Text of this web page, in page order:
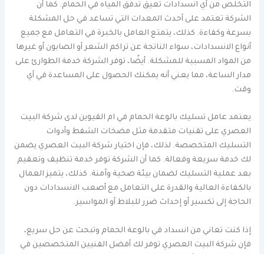
التخلص من أي انسدادات تعيق تدفق المياه في الحمام. كما أن
الشركة تعتمد على أحدث المعدات التي تساعد في حل المشكلة
بسرعة وكفاءة. كذلك، يتمتع العامل بالخبرة في التعامل مع جميع
أنواع الانسدادات، سواء الناتجة عن تراكم الشعر أو الصابون أو غيرها
من المواد المسببة للمشكلة. أيضًا، توفر الشركة خدمة الطوارئ على
مدار الساعة، مما يعني أنه يمكنك الحصول على المساعدة في أي
وقت.
يعتمد عامل تسليك بالوعة الحمام في ام القيوين لدى شركة البيت
العصري على تقنيات متقدمة مثل مضخات الشفط وأدوات
التسليك المتخصصة. لذلك، فإن اختيار شركة البيت العصري يضمن
لك خدمة سريعة وفعالة. كما أن الشركة توفر خدمة تنظيف وتعقيم
بعد عملية التسليك لضمان بيئة صحية وآمنة. كذلك، يتميز العمال
بالكفاءة العالية والقدرة على التعامل مع أصعب الانسدادات دون
الحاجة إلى تكسير أو إحداث ضرر للبلاط أو المواسير.
إذا كنت تعاني من انسداد في بالوعة الحمام وتبحث عن حل سريع،
فإن شركة البيت العصري توفر لك أفضل الفنيين المتخصصين في